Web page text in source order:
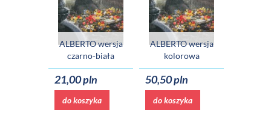
ALBERTO wersja
czarno-biała
21,00 pln
do koszyka
ALBERTO wersja
kolorowa
50,50 pln
do koszyka